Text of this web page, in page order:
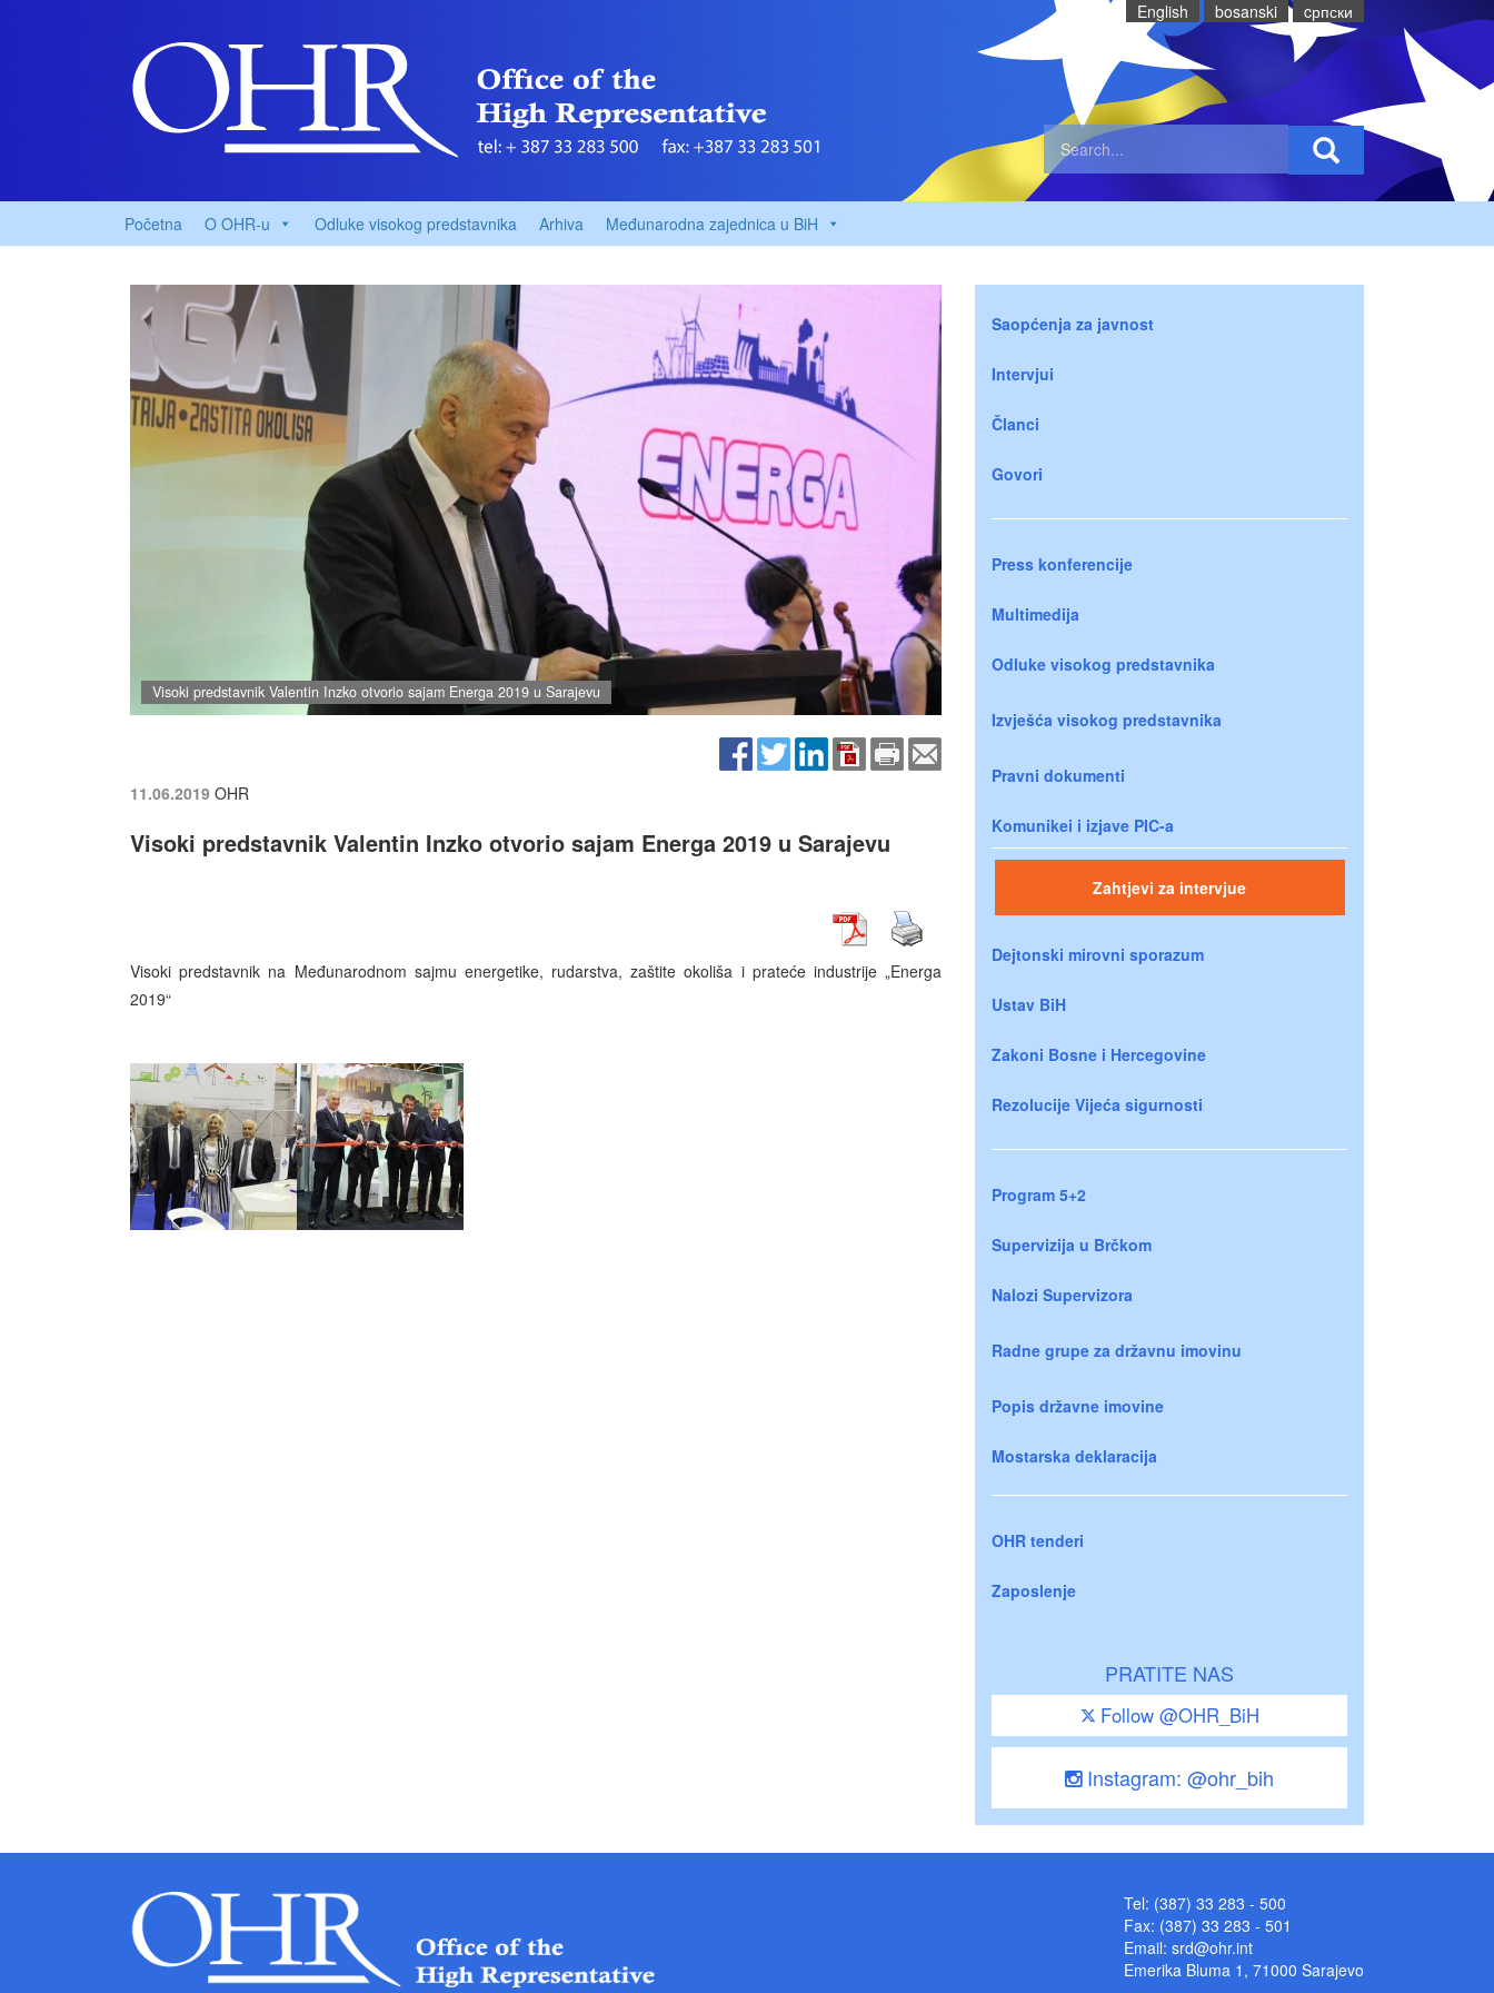
English bosanski cрпски
Početna O OHR-u Odluke visokog predstavnika Arhiva Međunarodna zajednica u BiH
Visoki predstavnik Valentin Inzko otvorio sajam Energa 2019 u Sarajevu
11.06.2019 OHR
Visoki predstavnik Valentin Inzko otvorio sajam Energa 2019 u Sarajevu
Visoki predstavnik na Međunarodnom sajmu energetike, rudarstva, zaštite okoliša i prateće industrije „Energa
2019“
Saopćenja za javnost
Intervjui
Članci
Govori
Press konferencije
Multimedija
Odluke visokog predstavnika
Izvješća visokog predstavnika
Pravni dokumenti
Komunikei i izjave PIC-a
Zahtjevi za intervjue
Dejtonski mirovni sporazum
Ustav BiH
Zakoni Bosne i Hercegovine
Rezolucije Vijeća sigurnosti
Program 5+2
Supervizija u Brčkom
Nalozi Supervizora
Radne grupe za državnu imovinu
Popis državne imovine
Mostarska deklaracija
OHR tenderi
Zaposlenje
PRATITE NAS
Follow @OHR_BiH
Instagram: @ohr_bih
Tel: (387) 33 283 - 500
Fax: (387) 33 283 - 501
Email: srd@ohr.int
Emerika Bluma 1, 71000 Sarajevo